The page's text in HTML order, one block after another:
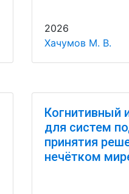
2026
Хачумов М. В.
Когнитивный
для систем
принятия
нечётком